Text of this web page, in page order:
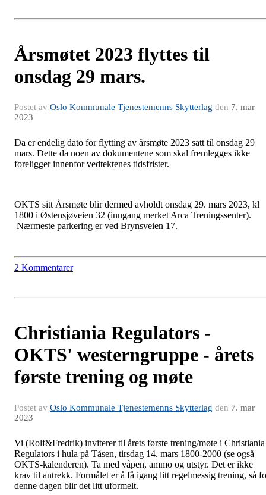
Årsmøtet 2023 flyttes til
onsdag 29 mars.
Postet av Oslo Kommunale Tjenestemenns Skytterlag den 7. mar
2023
Da er endelig dato for flytting av årsmøte 2023 satt til onsdag 29
mars. Dette da noen av dokumentene som skal fremlegges ikke
foreligger innenfor vedtektenes tidsfrister.
OKTS sitt Årsmøte blir dermed avholdt onsdag 29. mars 2023, kl
1800 i Østensjøveien 32 (inngang merket Arca Treningssenter).
Nærmeste parkering er ved Brynsveien 17.
2 Kommentarer
Christiania Regulators -
OKTS' westerngruppe - årets
første trening og møte
Postet av Oslo Kommunale Tjenestemenns Skytterlag den 7. mar
2023
Vi (Rolf&Fredrik) inviterer til årets første trening/møte i Christiania
Regulators i hula på Tåsen, tirsdag 14. mars 1800-2000 (se også
OKTS-kalenderen). Ta med våpen, ammo og utstyr. Det er ikke
krav til antrekk. Formålet er å få igang litt regelmessig trening, så
denne dagen blir det litt uformelt.